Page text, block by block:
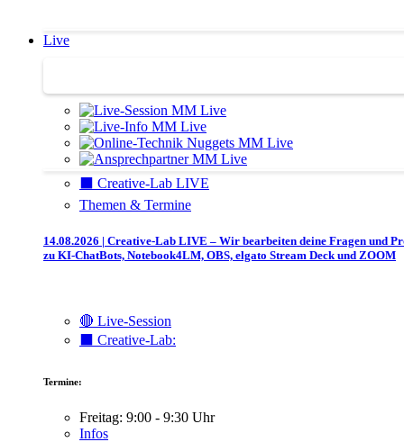
Live
⬛️ Creative-Lab LIVE
Themen & Termine
14.08.2026 | Creative-Lab LIVE – Wir bearbeiten deine Fragen und
zu KI-ChatBots, Notebook4LM, OBS, elgato Stream Deck und ZOOM
🔴 Live-Session
⬛️ Creative-Lab:
Termine:
Freitag: 9:00 - 9:30 Uhr
Infos